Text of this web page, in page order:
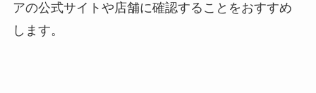
アの公式サイトや店舗に確認することをおすすめ
します。